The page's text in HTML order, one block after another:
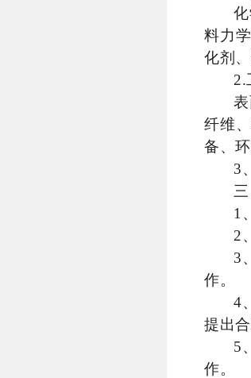
料力
化剂
2.
纤维
备、
3
1
2
3
作。
4
提出
5
作。